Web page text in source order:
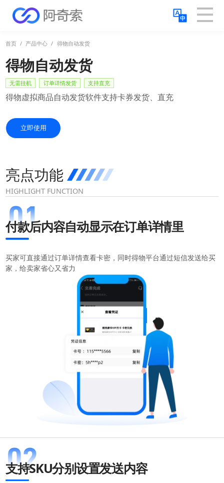
首页 / 产品中心 / 得物自动发货
得物自动发货
无需挂机 订单详情发货 支持直充
得物虚拟商品自动发货软件支持卡券发货、直充
立即使用
亮点功能
HIGHLIGHT FUNCTION
付款后内容自动显示在订单详情里
买家可直接通过订单详情查看卡密，同时得物平台通过短信发送给买
家，给卖家省心又省力
支持SKU分别设置发送内容